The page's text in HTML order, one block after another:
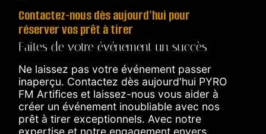
Contactez-nous dès aujourd'hui pour
réserver vos prêt à tirer
Faites de votre événement un succès
Ne laissez pas votre événement passer
inaperçu. Contactez dès aujourd'hui PYRO
FM Artifices et laissez-nous vous aider à
créer un événement inoubliable avec nos
prêt à tirer exceptionnels. Avec notre
expertise et notre engagement envers